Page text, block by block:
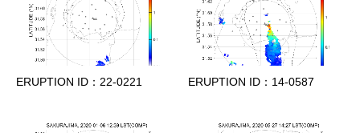
ERUPTION ID：22-0221 ERUPTION ID：14-0587